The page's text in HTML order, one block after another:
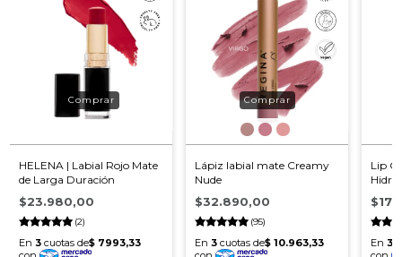
HELENA | Labial Rojo Mate
de Larga Duración
(2)
$23.980,00
Lápiz labial mate Creamy
Nude
(95)
$32.890,00
Lip